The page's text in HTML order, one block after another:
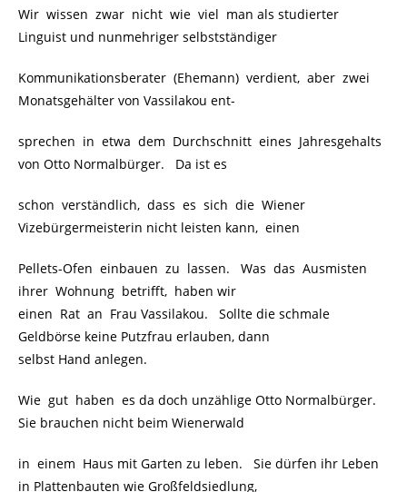
Wir wissen zwar nicht wie viel man als studierter
Linguist und nunmehriger selbstständiger
Kommunikationsberater (Ehemann) verdient, aber zwei
Monatsgehälter von Vassilakou ent-
sprechen in etwa dem Durchschnitt eines Jahresgehalts
von Otto Normalbürger. Da ist es
schon verständlich, dass es sich die Wiener
Vizebürgermeisterin nicht leisten kann, einen
Pellets-Ofen einbauen zu lassen. Was das Ausmisten
ihrer Wohnung betrifft, haben wir
einen Rat an Frau Vassilakou. Sollte die schmale
Geldbörse keine Putzfrau erlauben, dann
selbst Hand anlegen.
Wie gut haben es da doch unzählige Otto Normalbürger.
Sie brauchen nicht beim Wienerwald
in einem Haus mit Garten zu leben. Sie dürfen ihr Leben
in Plattenbauten wie Großfeldsiedlung,